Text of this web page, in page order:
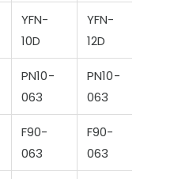
YFN-
10D
YFN-
12D
PN10-
063
PN10-
063
F90-
063
F90-
063